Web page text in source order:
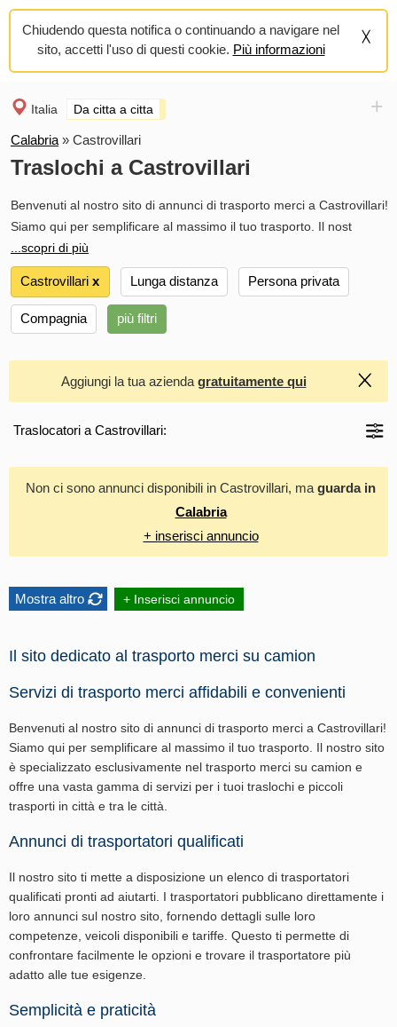
Chiudendo questa notifica o continuando a navigare nel
sito, accetti l'uso di questi cookie. Più informazioni
Italia Da citta a citta +
Calabria » Castrovillari
Traslochi a Castrovillari
Benvenuti al nostro sito di annunci di trasporto merci a Castrovillari!
Siamo qui per semplificare al massimo il tuo trasporto. Il nost
...scopri di più
Castrovillari х Lunga distanza Persona privata
Compagnia più filtri
Aggiungi la tua azienda gratuitamente qui
Traslocatori a Castrovillari:
Non ci sono annunci disponibili in Castrovillari, ma guarda in
Calabria
+ inserisci annuncio
Mostra altro + Inserisci annuncio
Il sito dedicato al trasporto merci su camion
Servizi di trasporto merci affidabili e convenienti
Benvenuti al nostro sito di annunci di trasporto merci a Castrovillari!
Siamo qui per semplificare al massimo il tuo trasporto. Il nostro sito
è specializzato esclusivamente nel trasporto merci su camion e
offre una vasta gamma di servizi per i tuoi traslochi e piccoli
trasporti in città e tra le città.
Annunci di trasportatori qualificati
Il nostro sito ti mette a disposizione un elenco di trasportatori
qualificati pronti ad aiutarti. I trasportatori pubblicano direttamente i
loro annunci sul nostro sito, fornendo dettagli sulle loro
competenze, veicoli disponibili e tariffe. Questo ti permette di
confrontare facilmente le opzioni e trovare il trasportatore più
adatto alle tue esigenze.
Semplicità e praticità